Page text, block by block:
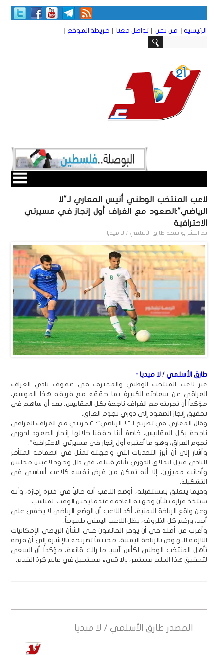
الرئيسية | من نحن | تواصل معنا | خريطة الموقع |
لاعب المنتخب الوطني أنيس المعاري لـ"لا
الرياضي":الصعود مع الغراف أول إنجاز في مسيرتي
الاحترافية
تم النشر بواسطة طارق الأسلمي / لا ميديا
طارق الأسلمي / لا ميديا -
عبر لاعب المنتخب الوطني والمحترف في صفوف نادي الغراف
العراقي عن سعادته الكبيرة بما حققه مع فريقه هذا الموسم،
مؤكداً أن تجربته مع الغراف ناجحة بكل المقاييس، بعد أن ساهم في
تحقيق إنجاز الصعود إلى دوري نجوم العراق.
وقال المعاري في تصريح لـ"لا الرياضي": "تجربتي مع الغراف العراقي
ناجحة بكل المقاييس، خاصة أننا حققنا خلالها إنجاز الصعود لدوري
نجوم العراق، وهو ما أعتبره أول إنجاز في مسيرتي الاحترافية".
وأشار إلى أن أبرز التحديات التي واجهته تمثل في انضمامه المتأخر
للنادي قبيل انطلاق الدوري بأيام قليلة، في ظل وجود لاعبين محليين
وأجانب مميزين، إلا أنه تمكن من فرض نفسه كلاعب أساسي في
التشكيلة.
وفيما يتعلق بمستقبله، أوضح اللاعب أنه حالياً في فترة إجازة، وأنه
سيتخذ قراره بشأن وجهته القادمة عندما يحين الوقت المناسب.
وعن واقع الرياضة اليمنية، أكد اللاعب أن الوضع الرياضي لا يخفى على
أحد، ورغم كل الظروف، يظل اللاعب اليمني طموحاً.
وأعرب عن أمله في أن يوفر القائمون على الشأن الرياضي الإمكانيات
اللازمة للنهوض بالرياضة اليمنية، مختتماً تصريحه بالإشارة إلى أن فرصة
تأهل المنتخب الوطني لكأس آسيا ما زالت قائمة، مؤكداً أن السعي
لتحقيق هذا الحلم مستمر، ولا شيء مستحيل في عالم كرة القدم.
المصدر طارق الأسلمي / لا ميديا